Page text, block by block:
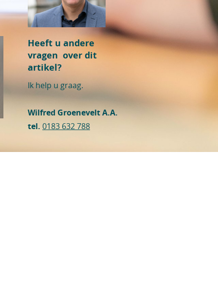
Heeft u andere
vragen over dit
artikel?
Ik help u graag.
Wilfred Groenevelt A.A.
tel. 0183 632 788